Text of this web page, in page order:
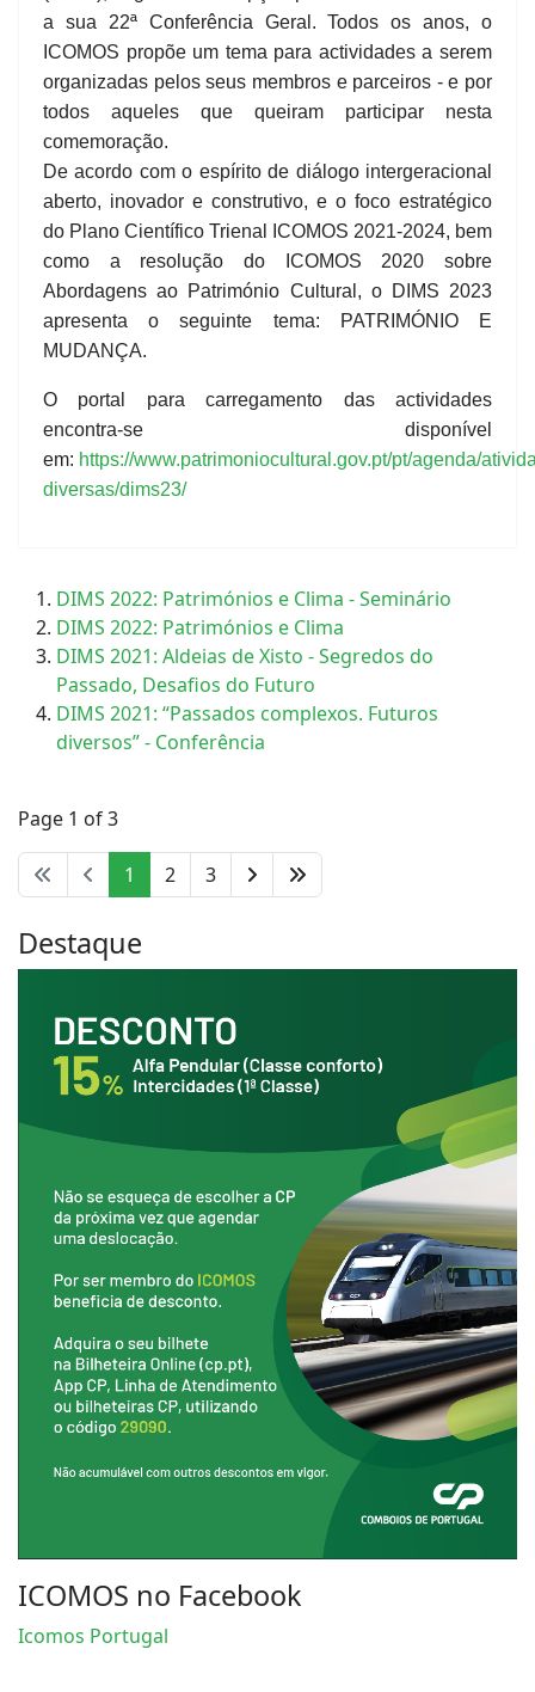
a sua 22ª Conferência Geral. Todos os anos, o
ICOMOS propõe um tema para actividades a serem
organizadas pelos seus membros e parceiros - e por
todos aqueles que queiram participar nesta
comemoração.
De acordo com o espírito de diálogo intergeracional
aberto, inovador e construtivo, e o foco estratégico
do Plano Científico Trienal ICOMOS 2021-2024, bem
como a resolução do ICOMOS 2020 sobre
Abordagens ao Património Cultural, o DIMS 2023
apresenta o seguinte tema: PATRIMÓNIO E
MUDANÇA.
O portal para carregamento das actividades
encontra-se disponível
em: https://www.patrimoniocultural.gov.pt/pt/agenda/
diversas/dims23/
DIMS 2022: Patrimónios e Clima - Seminário
DIMS 2022: Patrimónios e Clima
DIMS 2021: Aldeias de Xisto - Segredos do
Passado, Desafios do Futuro
DIMS 2021: “Passados complexos. Futuros
diversos” - Conferência
Page 1 of 3
1 2 3
Destaque
ICOMOS no Facebook
Icomos Portugal